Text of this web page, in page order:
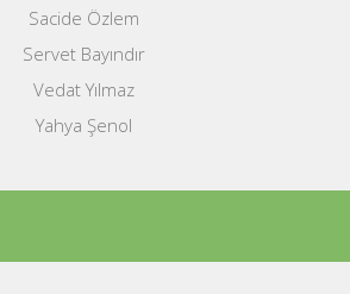
Sacide Özlem
Servet Bayındır
Vedat Yılmaz
Yahya Şenol